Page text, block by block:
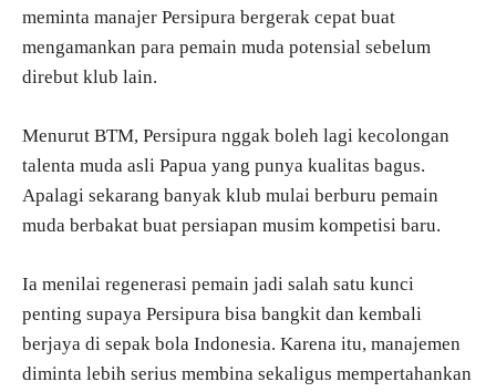
meminta manajer Persipura bergerak cepat buat
mengamankan para pemain muda potensial sebelum
direbut klub lain.
Menurut BTM, Persipura nggak boleh lagi kecolongan
talenta muda asli Papua yang punya kualitas bagus.
Apalagi sekarang banyak klub mulai berburu pemain
muda berbakat buat persiapan musim kompetisi baru.
Ia menilai regenerasi pemain jadi salah satu kunci
penting supaya Persipura bisa bangkit dan kembali
berjaya di sepak bola Indonesia. Karena itu, manajemen
diminta lebih serius membina sekaligus mempertahankan